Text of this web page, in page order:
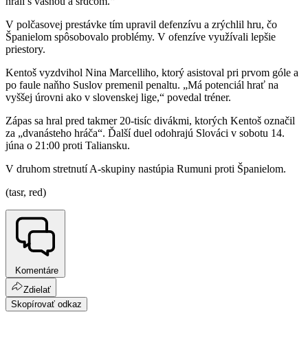
V polčasovej prestávke tím upravil defenzívu a zrýchlil hru, čo
Španielom spôsobovalo problémy. V ofenzíve využívali lepšie
priestory.
Kentoš vyzdvihol Nina Marcelliho, ktorý asistoval pri prvom góle a
po faule naňho Suslov premenil penaltu. „Má potenciál hrať na
vyššej úrovni ako v slovenskej lige,“ povedal tréner.
Zápas sa hral pred takmer 20-tisíc divákmi, ktorých Kentoš označil
za „dvanásteho hráča“. Ďalší duel odohrajú Slováci v sobotu 14.
júna o 21:00 proti Taliansku.
V druhom stretnutí A-skupiny nastúpia Rumuni proti Španielom.
(tasr, red)
Komentáre
Zdielať
Skopírovať odkaz